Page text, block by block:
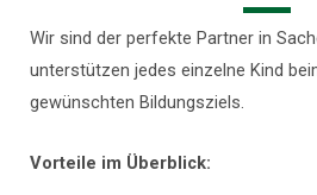
Wir sind der perfekte Partner in
unterstützen jedes einzelne Kind
gewünschten Bildungsziels.
Vorteile im Überblick: